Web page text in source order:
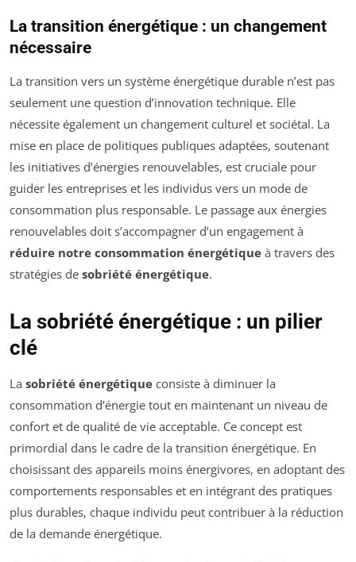
La transition énergétique : un changement
nécessaire
La transition vers un système énergétique durable n’est pas
seulement une question d’innovation technique. Elle
nécessite également un changement culturel et sociétal. La
mise en place de politiques publiques adaptées, soutenant
les initiatives d’énergies renouvelables, est cruciale pour
guider les entreprises et les individus vers un mode de
consommation plus responsable. Le passage aux énergies
renouvelables doit s’accompagner d’un engagement à
réduire notre consommation énergétique à travers des
stratégies de sobriété énergétique.
La sobriété énergétique : un pilier
clé
La sobriété énergétique consiste à diminuer la
consommation d’énergie tout en maintenant un niveau de
confort et de qualité de vie acceptable. Ce concept est
primordial dans le cadre de la transition énergétique. En
choisissant des appareils moins énergivores, en adoptant des
comportements responsables et en intégrant des pratiques
plus durables, chaque individu peut contribuer à la réduction
de la demande énergétique.